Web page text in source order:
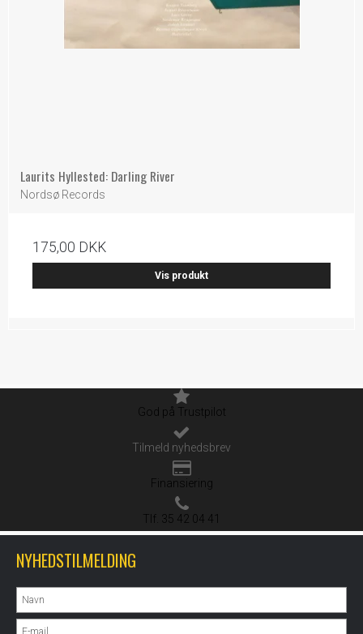
Laurits Hyllested: Darling River
Nordsø Records
175,00 DKK
Vis produkt
God på Trustpilot
Tilmeld nyhedsbrev
Finansiering
Tlf. 35 42 04 41
NYHEDSTILMELDING